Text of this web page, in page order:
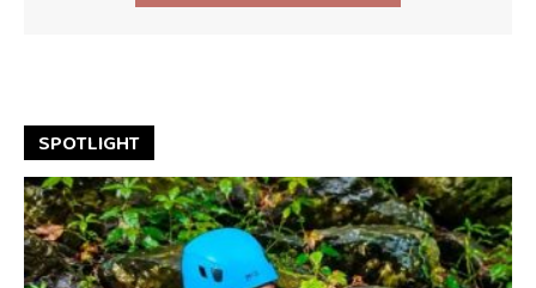
SPOTLIGHT